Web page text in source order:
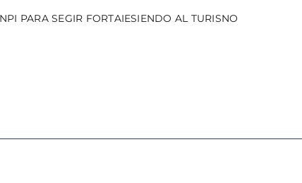
PARA SEGIR FORTAIESIENDO AL TURISNO